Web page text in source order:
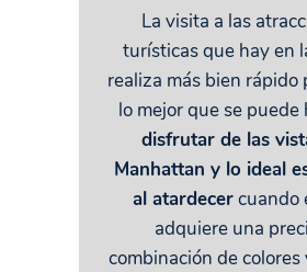
La visita a las
turísticas que hay en
realiza más bien rápido
lo mejor que se puede
disfrutar de las
Manhattan y lo ideal
al atardecercuando
adquiere una
combinación de colores